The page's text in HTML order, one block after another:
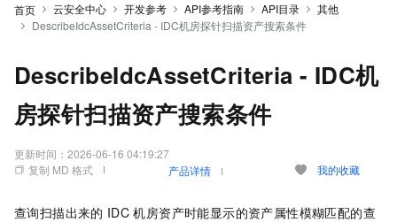
首页 云安全中心 开发参考 API参考指南 API目录
其他
DescribeIdcAssetCriteria - IDC机房探针扫描资产搜索条件
DescribeIdcAssetCriteria - IDC机
房探针扫描资产搜索条件
更新时间： 2026-06-16 04:19:27
复制 MD 格式
产品详情 我的收藏
查询扫描出来的 IDC 机房资产时能显示的资产属性模糊匹配的查